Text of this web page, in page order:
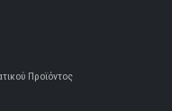
Προϊόντος